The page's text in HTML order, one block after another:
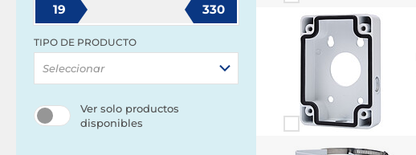
19 330
TIPO DE PRODUCTO
Seleccionar
Ver solo productos
disponibles